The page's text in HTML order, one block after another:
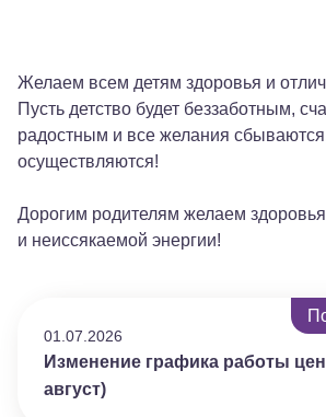
Видео
Взрослым пациентам
Специалистам
Желаем всем детям здоровья и
Пусть детство будет беззаботным,
радостным и все желания
осуществляются!
Дорогим родителям желаем
и неиссякаемой энергии!
01.07.2026
Изменение графика работы
август)